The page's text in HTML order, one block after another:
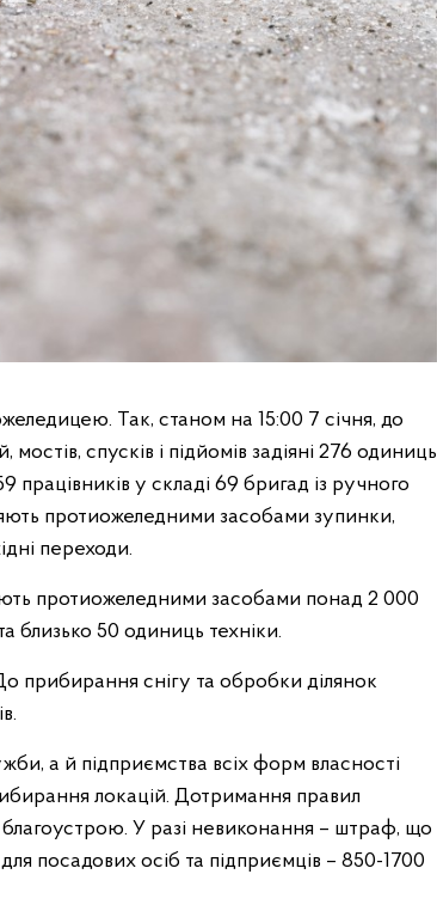
Так, станом на 15:00 7 січня, до
спусків і підйомів задіяні 276 одиниць
працівників у складі 69 бригад із ручного
протиожеледними засобами зупинки,
переходи.
протиожеледними засобами понад 2 000
близько 50 одиниць техніки.
прибирання снігу та обробки ділянок
а й підприємства всіх форм власності
локацій. Дотримання правил
У разі невиконання – штраф, що
посадових осіб та підприємців – 850-1700